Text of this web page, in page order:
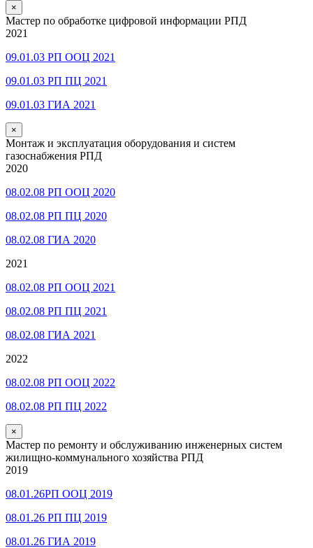
×
Мастер по обработке цифровой информации РПД
2021
09.01.03 РП ООЦ 2021
09.01.03 РП ПЦ 2021
09.01.03 ГИА 2021
×
Монтаж и эксплуатация оборудования и систем
газоснабжения РПД
2020
08.02.08 РП ООЦ 2020
08.02.08 РП ПЦ 2020
08.02.08 ГИА 2020
2021
08.02.08 РП ООЦ 2021
08.02.08 РП ПЦ 2021
08.02.08 ГИА 2021
2022
08.02.08 РП ООЦ 2022
08.02.08 РП ПЦ 2022
×
Мастер по ремонту и обслуживанию инженерных систем
жилищно-коммунального хозяйства РПД
2019
08.01.26РП ООЦ 2019
08.01.26 РП ПЦ 2019
08.01.26 ГИА 2019